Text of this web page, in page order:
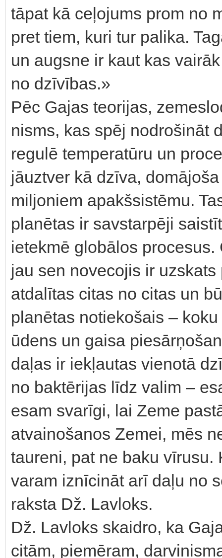
tāpat kā ceļojums prom no
pret tiem, kuri tur palika.
un augsne ir kaut kas
no dzīvības.»
Pēc Gajas teorijas,
nisms, kas spēj nodrošināt
regulē temperatūru un
jāuztver kā dzīva,
miljoniem apakšsistēmu.
planētas ir savstarpēji
ietekmē globālos
jau sen novecojis ir
atdalītas citas no citas un
planētas notiekošais –
ūdens un gaisa
daļas ir iekļautas vienotā
no baktērijas līdz valim –
esam svarīgi, lai Zeme
atvainošanos Zemei, mēs
taureni, pat ne baku
varam iznīcināt arī daļu no
raksta Dž. Lavloks.
Dž. Lavloks skaidro, ka
citām, piemēram,